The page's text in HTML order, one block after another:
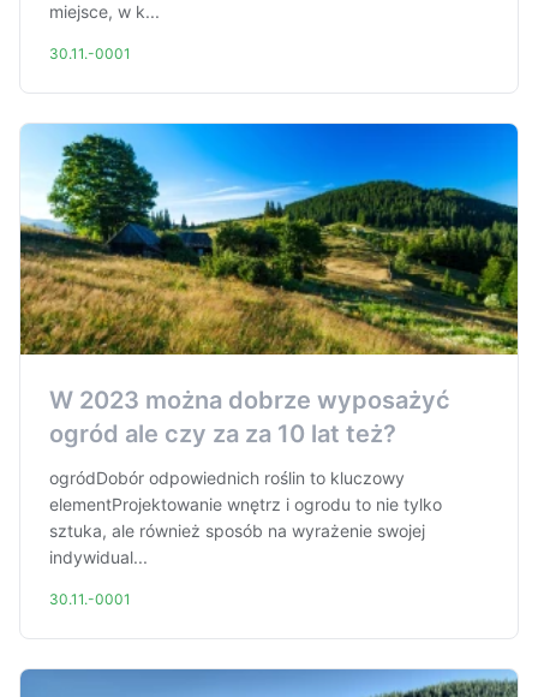
miejsce, w k...
30.11.-0001
W 2023 można dobrze wyposażyć
ogród ale czy za za 10 lat też?
ogródDobór odpowiednich roślin to kluczowy
elementProjektowanie wnętrz i ogrodu to nie tylko
sztuka, ale również sposób na wyrażenie swojej
indywidual...
30.11.-0001